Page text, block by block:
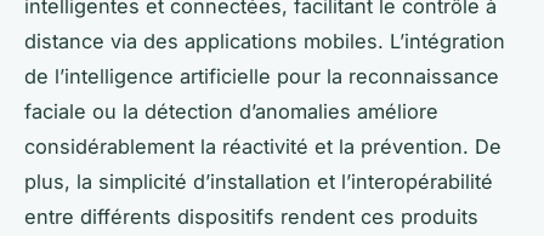
intelligentes et connectées, facilitant le contrôle à
distance via des applications mobiles. L’intégration
de l’intelligence artificielle pour la reconnaissance
faciale ou la détection d’anomalies améliore
considérablement la réactivité et la prévention. De
plus, la simplicité d’installation et l’interopérabilité
entre différents dispositifs rendent ces produits